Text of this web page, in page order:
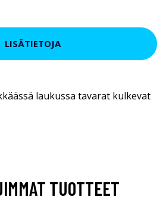
LISÄTIETOJA
laukussa tavarat kulkevat
TUOTTEET